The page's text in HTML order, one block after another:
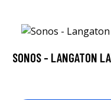
SONOS - LANGATON